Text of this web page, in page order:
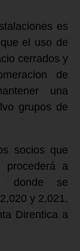
es
el uso de
cerrados y
de
una
grupos de
socios que
procederá a
donde se
y 2,021,
Direntica a